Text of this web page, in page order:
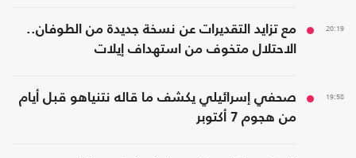
20:19
مع تزايد التقديرات عن نسخة جديدة من الطوفان..
الاحتلال متخوف من استهداف إيلات
19:58
صحفي إسرائيلي يكشف ما قاله نتنياهو قبل أيام
من هجوم 7 أكتوبر